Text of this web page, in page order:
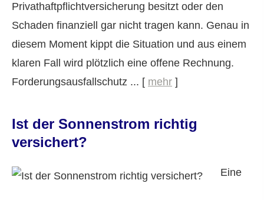
Privathaftpflichtversicherung besitzt oder den
Schaden finanziell gar nicht tragen kann. Genau in
diesem Moment kippt die Situation und aus einem
klaren Fall wird plötzlich eine offene Rechnung.
Forderungsausfallschutz ... [ mehr ]
Ist der Sonnenstrom richtig
versichert?
Eine